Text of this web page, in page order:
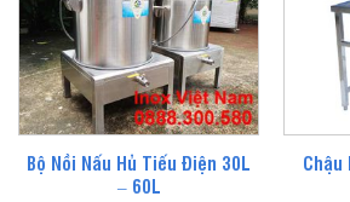
Bộ Nồi Nấu Hủ Tiếu Điện 30L
– 60L
Chậu